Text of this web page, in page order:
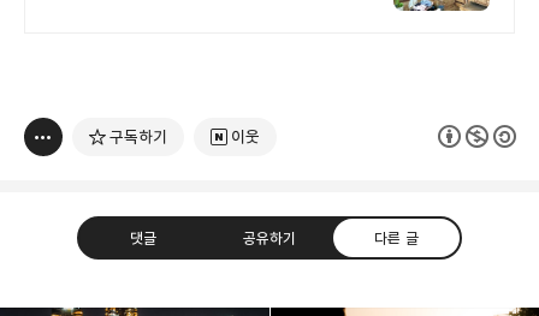
구독하기 이웃
댓글 공유하기 다른 글